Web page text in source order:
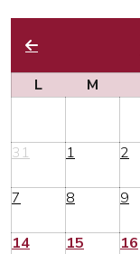
L M
31 1 2
7 8 9
14 15 16